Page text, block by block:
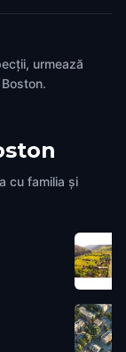
urmează
cu familia și